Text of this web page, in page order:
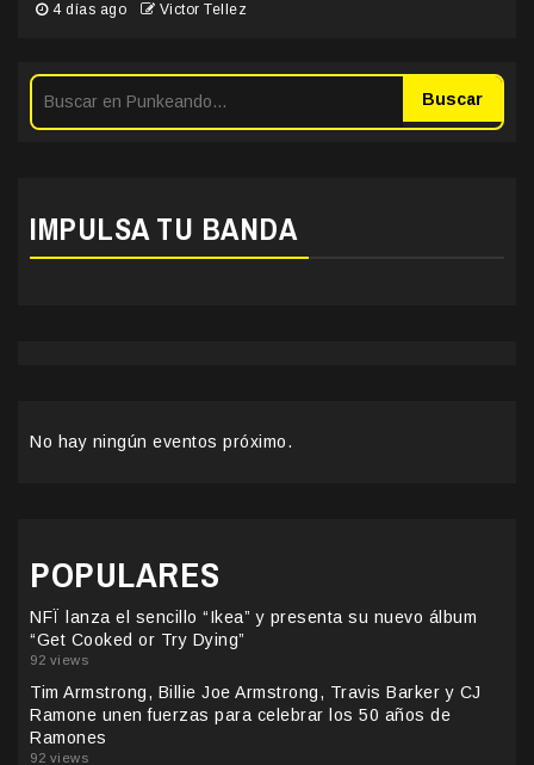
4 días ago Victor Tellez
Buscar
IMPULSA TU BANDA
No hay ningún eventos próximo.
POPULARES
NFÏ lanza el sencillo “Ikea” y presenta su nuevo álbum
“Get Cooked or Try Dying”
92 views
Tim Armstrong, Billie Joe Armstrong, Travis Barker y CJ
Ramone unen fuerzas para celebrar los 50 años de
Ramones
92 views